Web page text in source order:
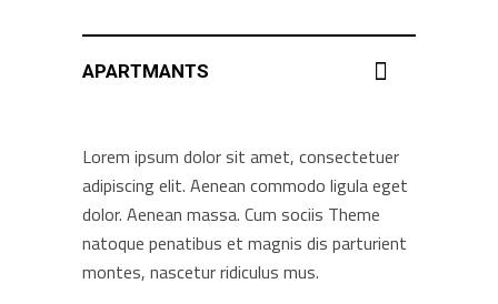
APARTMANTS
Lorem ipsum dolor sit amet, consectetuer
adipiscing elit. Aenean commodo ligula eget
dolor. Aenean massa. Cum sociis Theme
natoque penatibus et magnis dis parturient
montes, nascetur ridiculus mus.